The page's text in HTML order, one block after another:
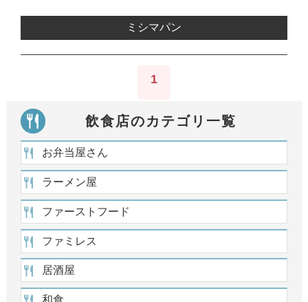
ミシマパン
1
飲食店のカテゴリ一覧
お弁当屋さん
ラーメン屋
ファーストフード
ファミレス
居酒屋
和食